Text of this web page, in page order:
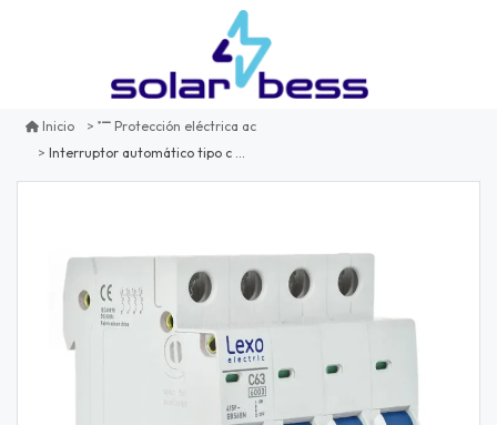
Inicio
Protección eléctrica ac
Interruptor automático tipo c 4p 40a